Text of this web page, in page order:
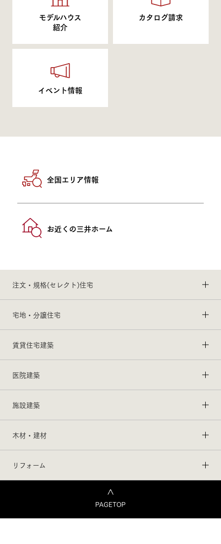
モデルハウス
紹介
カタログ請求
イベント情報
全国エリア情報
お近くの三井ホーム
注文・規格(セレクト)住宅
宅地・分譲住宅
賃貸住宅建築
医院建築
施設建築
木材・建材
リフォーム
PAGETOP